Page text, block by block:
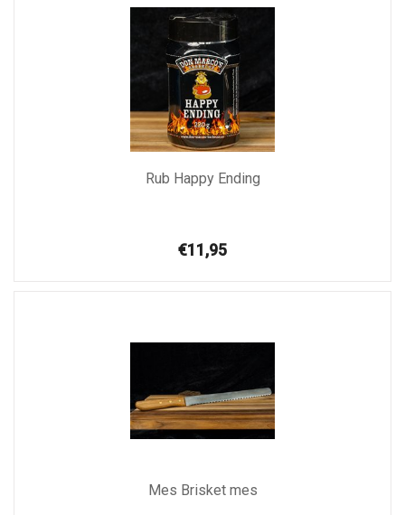
Rub Happy Ending
€11,95
Mes Brisket mes